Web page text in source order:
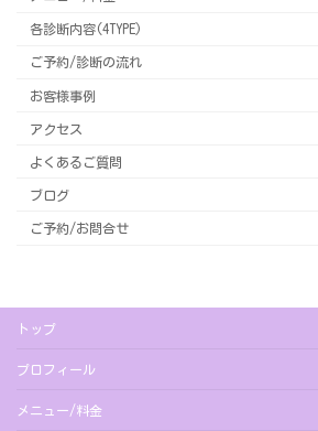
各診断内容(4TYPE)
ご予約/診断の流れ
お客様事例
アクセス
よくあるご質問
ブログ
ご予約/お問合せ
トップ
プロフィール
メニュー/料金